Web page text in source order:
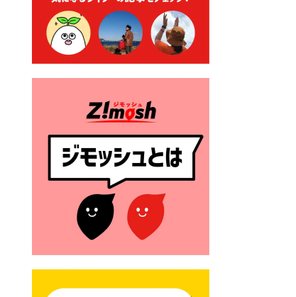
2026年7月1日 豊前市民プール
一般開放
（令和８年４月１日施行）
格改定
2026年6月23日 公告一覧（市
内業者対象）を更新しまし
2026年6月23日 （一財）豊前
市佐野・則尾育英会奨学生募